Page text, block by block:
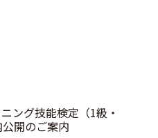
ング技能検定（1級・
開のご案内